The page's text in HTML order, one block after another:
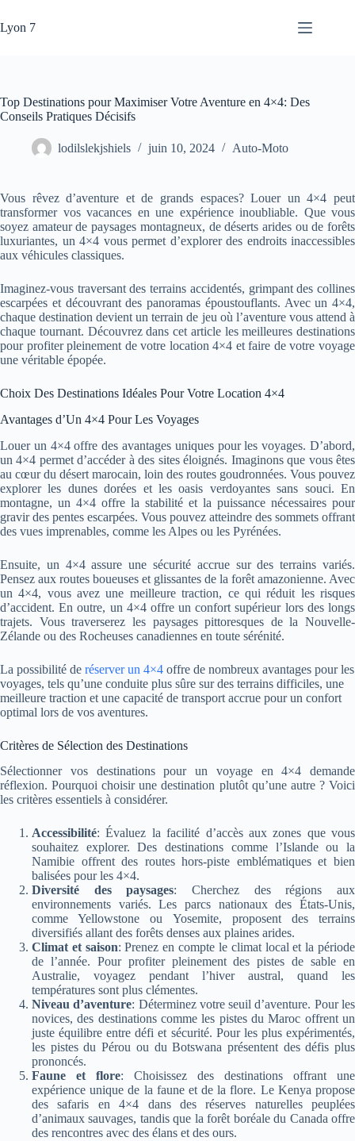
au
contenu
Lyon 7
Top Destinations pour Maximiser Votre Aventure en 4×4: Des
Conseils Pratiques Décisifs
lodilslekjshiels juin 10, 2024 Auto-Moto
Vous rêvez d’aventure et de grands espaces? Louer un 4×4 peut
transformer vos vacances en une expérience inoubliable. Que vous
soyez amateur de paysages montagneux, de déserts arides ou de forêts
luxuriantes, un 4×4 vous permet d’explorer des endroits inaccessibles
aux véhicules classiques.
Imaginez-vous traversant des terrains accidentés, grimpant des collines
escarpées et découvrant des panoramas époustouflants. Avec un 4×4,
chaque destination devient un terrain de jeu où l’aventure vous attend à
chaque tournant. Découvrez dans cet article les meilleures destinations
pour profiter pleinement de votre location 4×4 et faire de votre voyage
une véritable épopée.
Choix Des Destinations Idéales Pour Votre Location 4×4
Avantages d’Un 4×4 Pour Les Voyages
Louer un 4×4 offre des avantages uniques pour les voyages. D’abord,
un 4×4 permet d’accéder à des sites éloignés. Imaginons que vous êtes
au cœur du désert marocain, loin des routes goudronnées. Vous pouvez
explorer les dunes dorées et les oasis verdoyantes sans souci. En
montagne, un 4×4 offre la stabilité et la puissance nécessaires pour
gravir des pentes escarpées. Vous pouvez atteindre des sommets offrant
des vues imprenables, comme les Alpes ou les Pyrénées.
Ensuite, un 4×4 assure une sécurité accrue sur des terrains variés.
Pensez aux routes boueuses et glissantes de la forêt amazonienne. Avec
un 4×4, vous avez une meilleure traction, ce qui réduit les risques
d’accident. En outre, un 4×4 offre un confort supérieur lors des longs
trajets. Vous traverserez les paysages pittoresques de la Nouvelle-
Zélande ou des Rocheuses canadiennes en toute sérénité.
La possibilité de réserver un 4×4 offre de nombreux avantages pour les
voyages, tels qu’une conduite plus sûre sur des terrains difficiles, une
meilleure traction et une capacité de transport accrue pour un confort
optimal lors de vos aventures.
Critères de Sélection des Destinations
Sélectionner vos destinations pour un voyage en 4×4 demande
réflexion. Pourquoi choisir une destination plutôt qu’une autre ? Voici
les critères essentiels à considérer.
Accessibilité: Évaluez la facilité d’accès aux zones que vous
souhaitez explorer. Des destinations comme l’Islande ou la
Namibie offrent des routes hors-piste emblématiques et bien
balisées pour les 4×4.
Diversité des paysages: Cherchez des régions aux
environnements variés. Les parcs nationaux des États-Unis,
comme Yellowstone ou Yosemite, proposent des terrains
diversifiés allant des forêts denses aux plaines arides.
Climat et saison: Prenez en compte le climat local et la période
de l’année. Pour profiter pleinement des pistes de sable en
Australie, voyagez pendant l’hiver austral, quand les
températures sont plus clémentes.
Niveau d’aventure: Déterminez votre seuil d’aventure. Pour les
novices, des destinations comme les pistes du Maroc offrent un
juste équilibre entre défi et sécurité. Pour les plus expérimentés,
les pistes du Pérou ou du Botswana présentent des défis plus
prononcés.
Faune et flore: Choisissez des destinations offrant une
expérience unique de la faune et de la flore. Le Kenya propose
des safaris en 4×4 dans des réserves naturelles peuplées
d’animaux sauvages, tandis que la forêt boréale du Canada offre
des rencontres avec des élans et des ours.